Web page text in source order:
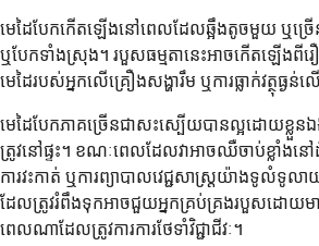
មេដៃបែកកើតឡើងនៅពេលដែលឆ្អឹងតូចមួយ ឬច្រើ
ឬបែកទាំងស្រុង។ របួសធម្មតានេះអាចកើតឡើងពីរ
មេដៃរបស់អ្នកលើគ្រឿងសង្ហារឹម ឬការធ្លាក់វត្ថុធ្ងន់
មេដៃបែកភាគច្រើនជាសះស្បើយបានល្អដោយខ្លួន
ត្រូវនៅផ្ទះ។ ខណៈពេលដែលវាអាចឈឺចាប់ខ្លាំងនៅ
ការវះកាត់ ឬការព្យាបាលវេជ្ជសាស្រ្តយ៉ាងទូលំទូ
ដែលត្រូវរំពឹងទុកអាចជួយអ្នកគ្រប់គ្រងរបួសដោយម
ពេលណាដែលត្រូវការការថែទាំវិជ្ជាជីវៈ។